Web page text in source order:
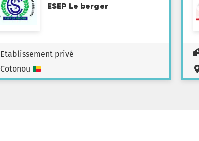
ESEP Le berger
Etablissement privé
Cotonou